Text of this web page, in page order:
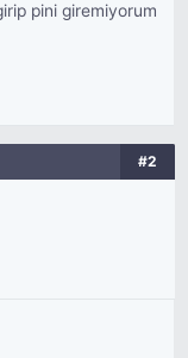
pini giremiyorum
#2